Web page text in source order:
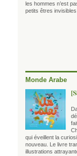
les hommes n’est
petits êtres
Monde Arabe
qui éveillent la
nouveau. Le livre
illustrations